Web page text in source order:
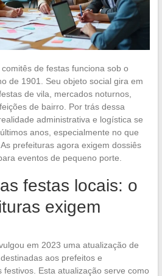
de festas funciona sob o
de 1901. Seu objeto social gira em
de vila, mercados noturnos,
de bairro. Por trás dessa
administrativa e logística se
anos, especialmente no que
prefeituras agora exigem dossiês
eventos de pequeno porte.
festas locais: o
exigem
em 2023 uma atualização de
aos prefeitos e
Esta atualização serve como